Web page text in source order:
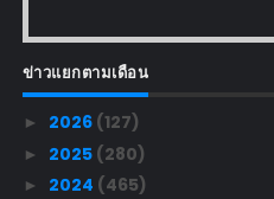
ข่าวแยกตามเดือน
► 2026 (127)
► 2025 (280)
► 2024 (465)